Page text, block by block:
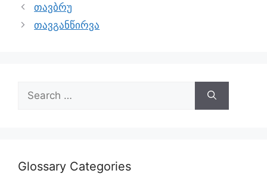
თავბრუ
თავგანწირვა
Glossary Categories